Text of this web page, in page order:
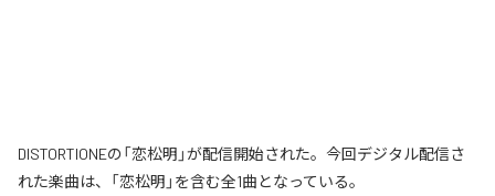
DISTORTIONEの「恋松明」が配信開始された。今回デジタル配信さ
れた楽曲は、「恋松明」を含む全1曲となっている。